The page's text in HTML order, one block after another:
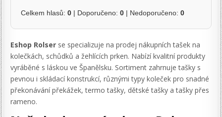
Celkem hlasů:0 | Doporučeno:0 | Nedoporučeno:0
Eshop Rolser se specializuje na prodej nákupních tašek na
kolečkách, schůdků a žehlících prken. Nabízí kvalitní produkty
vyráběné s láskou ve Španělsku. Sortiment zahrnuje tašky s
pevnou i skládací konstrukcí, různými typy koleček pro snadné
překonávání překážek, termo tašky, dětské tašky a tašky přes
rameno.